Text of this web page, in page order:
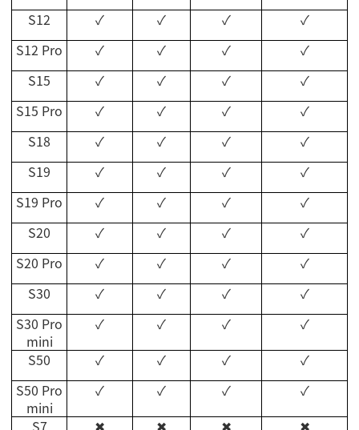
S12
✓ ✓ ✓
✓
S12 Pro
✓ ✓ ✓
✓
S15
✓ ✓ ✓
✓
S15 Pro
✓ ✓ ✓
✓
S18
✓ ✓ ✓
✓
S19
✓ ✓ ✓
✓
S19 Pro
✓ ✓ ✓
✓
S20
✓ ✓ ✓
✓
S20 Pro
✓ ✓ ✓
✓
S30
✓ ✓ ✓
✓
S30 Pro
mini
✓ ✓ ✓
✓
S50
✓ ✓ ✓
✓
S50 Pro
mini
✓ ✓ ✓
✓